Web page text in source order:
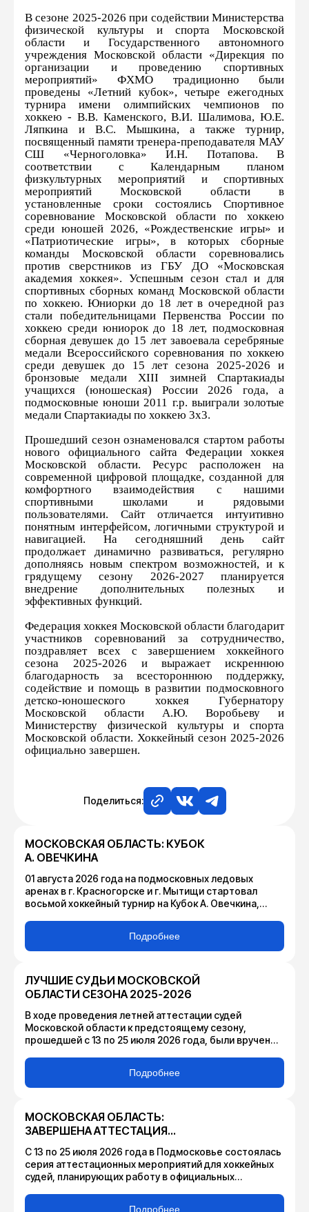
В сезоне 2025-2026 при содействии Министерства
физической культуры и спорта Московской
области и Государственного автономного
учреждения Московской области «Дирекция по
организации и проведению спортивных
мероприятий» ФХМО традиционно были
проведены «Летний кубок», четыре ежегодных
турнира имени олимпийских чемпионов по
хоккею - В.В. Каменского, В.И. Шалимова, Ю.Е.
Ляпкина и В.С. Мышкина, а также турнир,
посвященный памяти тренера-преподавателя МАУ
СШ «Черноголовка» И.Н. Потапова. В
соответствии с Календарным планом
физкультурных мероприятий и спортивных
мероприятий Московской области в
установленные сроки состоялись Спортивное
соревнование Московской области по хоккею
среди юношей 2026, «Рождественские игры» и
«Патриотические игры», в которых сборные
команды Московской области соревновались
против сверстников из ГБУ ДО «Московская
академия хоккея». Успешным сезон стал и для
спортивных сборных команд Московской области
по хоккею. Юниорки до 18 лет в очередной раз
стали победительницами Первенства России по
хоккею среди юниорок до 18 лет, подмосковная
сборная девушек до 15 лет завоевала серебряные
медали Всероссийского соревнования по хоккею
среди девушек до 15 лет сезона 2025-2026 и
бронзовые медали XIII зимней Спартакиады
учащихся (юношеская) России 2026 года, а
подмосковные юноши 2011 г.р. выиграли золотые
медали Спартакиады по хоккею 3х3.
Прошедший сезон ознаменовался стартом работы
нового официального сайта Федерации хоккея
Московской области. Ресурс расположен на
современной цифровой площадке, созданной для
комфортного взаимодействия с нашими
спортивными школами и рядовыми
пользователями. Сайт отличается интуитивно
понятным интерфейсом, логичными структурой и
навигацией. На сегодняшний день сайт
продолжает динамично развиваться, регулярно
дополняясь новым спектром возможностей, и к
грядущему сезону 2026-2027 планируется
внедрение дополнительных полезных и
эффективных функций.
Федерация хоккея Московской области благодарит
участников соревнований за сотрудничество,
поздравляет всех с завершением хоккейного
сезона 2025-2026 и выражает искреннюю
благодарность за всестороннюю поддержку,
содействие и помощь в развитии подмосковного
детско-юношеского хоккея Губернатору
Московской области А.Ю. Воробьеву и
Министерству физической культуры и спорта
Московской области. Хоккейный сезон 2025-2026
официально завершен.
Поделиться:
МОСКОВСКАЯ ОБЛАСТЬ: КУБОК
А. ОВЕЧКИНА
01 августа 2026 года на подмосковных ледовых
аренах в г. Красногорске и г. Мытищи стартовал
восьмой хоккейный турнир на Кубок А. Овечкина,
культуры и спорта Московской области и ГАУ МО
«Дирекция по организации и проведению
спортивных мероприятий» при содействии
хоккея России.
Подробнее
ЛУЧШИЕ СУДЬИ МОСКОВСКОЙ
ОБЛАСТИ СЕЗОНА 2025-2026
В ходе проведения летней аттестации судей
Московской области к предстоящему сезону,
прошедшей с 13 по 25 июля 2026 года, были вручены
лучшими в своих амплуа по итогам сезона 2025-2026.
Подробнее
МОСКОВСКАЯ ОБЛАСТЬ:
ЗАВЕРШЕНА АТТЕСТАЦИЯ
С 13 по 25 июля 2026 года в Подмосковье состоялась
серия аттестационных мероприятий для хоккейных
судей, планирующих работу в официальных
Московской области в сезоне 2026-2027.
Подробнее